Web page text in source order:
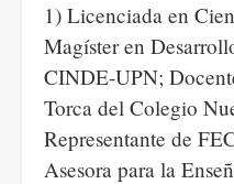
1) Licenciada en
Magíster en
CINDE-UPN;
Torca del Colegio
Representante de
Asesora para la